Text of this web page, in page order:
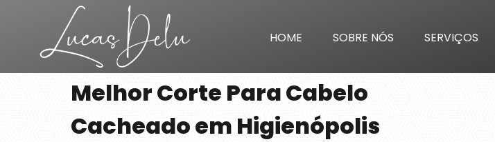
HOME SOBRE NÓS SERVIÇOS
Melhor Corte Para Cabelo
Cacheado em Higienópolis